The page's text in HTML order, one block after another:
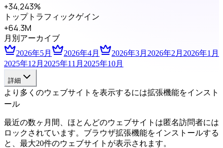
+34,243%
トップトラフィックゲイン
+64.3M
月別アーカイブ
2026年5月
2026年4月 2026年3月 2026年2月 2026年1月
2025年12月 2025年11月 2025年10月
詳細
より多くのウェブサイトを表示するには拡張機能をインスト
ール
最近の数ヶ月間、ほとんどのウェブサイトは匿名訪問者には
ロックされています。ブラウザ拡張機能をインストールする
と、最大20件のウェブサイトが表示されます。